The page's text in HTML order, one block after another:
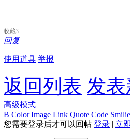
收藏3
回复
使用道具 举报
返回列表 发
高级模式
B Color Image Link Quote Code
您需要登录后才可以回帖 登录 | 立